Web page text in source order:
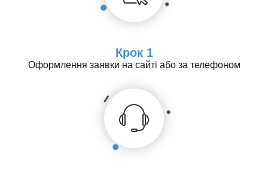
Крок 1
Оформлення заявки на сайті або за телефоном